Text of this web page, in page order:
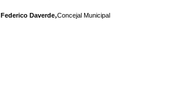
Federico Daverde,Concejal Municipal